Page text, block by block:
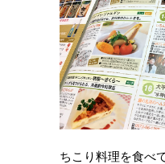
ちこり料理を食べ